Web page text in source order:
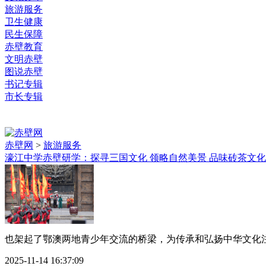
旅游服务
卫生健康
民生保障
赤壁教育
文明赤壁
图说赤壁
书记专辑
市长专辑
赤壁网 > 旅游服务
濠江中学赤壁研学：探寻三国文化 领略自然美景 品味砖茶文化
也架起了鄂澳两地青少年交流的桥梁，为传承和弘扬中华文化
2025-11-14 16:37:09